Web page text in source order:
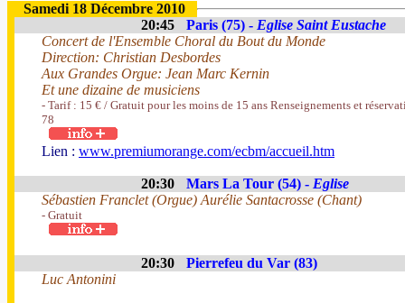
Samedi 18 Décembre 2010
20:45
Paris (75) - Eglise Saint Eustache
Concert de l'Ensemble Choral du Bout du Monde
Direction: Christian Desbordes
Aux Grandes Orgue: Jean Marc Kernin
Et une dizaine de musiciens
- Tarif : 15 € / Gratuit pour les moins de 15 ans Renseignements et
78
Lien : www.premiumorange.com/ecbm/accueil.htm
20:30 Mars La Tour (54) - Eglise
Sébastien Franclet (Orgue) Aurélie Santacrosse (Chant)
- Gratuit
20:30
Pierrefeu du Var (83)
Luc Antonini